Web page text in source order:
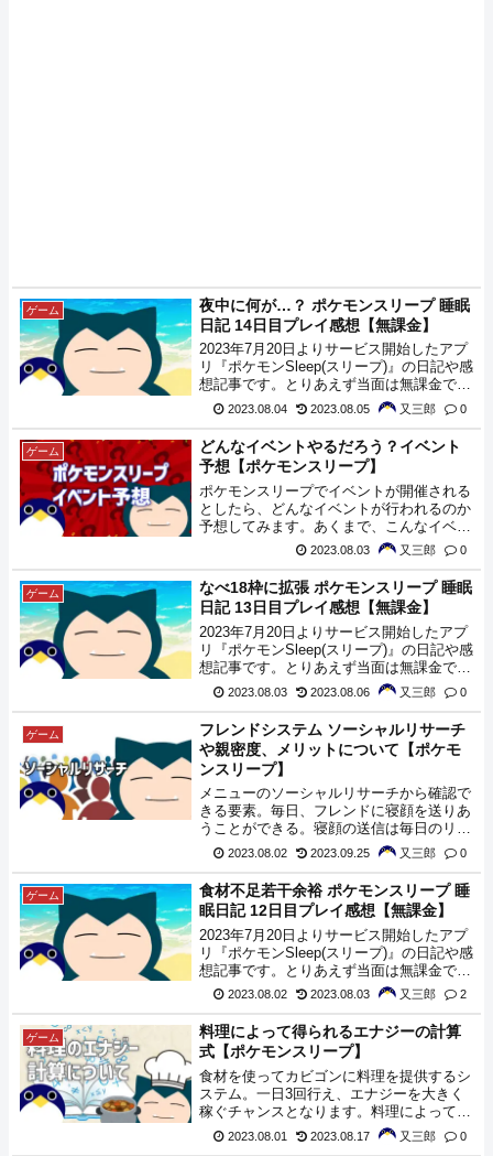
ゲーム
夜中に何が…？ ポケモンスリープ 睡眠
日記 14日目プレイ感想【無課金】
2023年7月20日よりサービス開始したアプ
リ『ポケモンSleep(スリープ)』の日記や感
想記事です。とりあえず当面は無課金でや
れるだけやってみようと思います。本日
は、『ピカチュウ』、『イーブイ』、『コ
ラッタ』がやってきてくれました。
2023.08.04 2023.08.05 又三郎 0
ゲーム
どんなイベントやるだろう？イベント
予想【ポケモンスリープ】
ポケモンスリープでイベントが開催される
としたら、どんなイベントが行われるのか
予想してみます。あくまで、こんなイベン
トだったら楽しいかなという、予想記事な
のでご注意を。
2023.08.03 又三郎 0
ゲーム
なべ18枠に拡張 ポケモンスリープ 睡眠
日記 13日目プレイ感想【無課金】
2023年7月20日よりサービス開始したアプ
リ『ポケモンSleep(スリープ)』の日記や感
想記事です。とりあえず当面は無課金でや
れるだけやってみようと思います。本日
は、『マンキー』、『チコリータ』、『グ
レッグル』がやってきてくれました。
2023.08.03 2023.08.06 又三郎 0
ゲーム
フレンドシステム ソーシャルリサーチ
や親密度、メリットについて【ポケモ
ンスリープ】
メニューのソーシャルリサーチから確認で
きる要素。毎日、フレンドに寝顔を送りあ
うことができる。寝顔の送信は毎日のリサ
ーチ中に自動で行われるため、ほとんど意
識して操作をすることはありません。しい
て言うなら、ソーシャルリサーチの画面を
開いて飴をもらう程度。
2023.08.02 2023.09.25 又三郎 0
ゲーム
食材不足若干余裕 ポケモンスリープ 睡
眠日記 12日目プレイ感想【無課金】
2023年7月20日よりサービス開始したアプ
リ『ポケモンSleep(スリープ)』の日記や感
想記事です。とりあえず当面は無課金でや
れるだけやってみようと思います。本日
は、『マンキー』、『コラッタ』、『ピカ
チュウ』、『マダツボミ』がやってきてく
れました。
2023.08.02 2023.08.03 又三郎 2
ゲーム
料理によって得られるエナジーの計算
式【ポケモンスリープ】
食材を使ってカビゴンに料理を提供するシ
ステム。一日3回行え、エナジーを大きく
稼ぐチャンスとなります。料理によって得
られるエナジーの計算について調べたので
まとめました。
2023.08.01 2023.08.17 又三郎 0